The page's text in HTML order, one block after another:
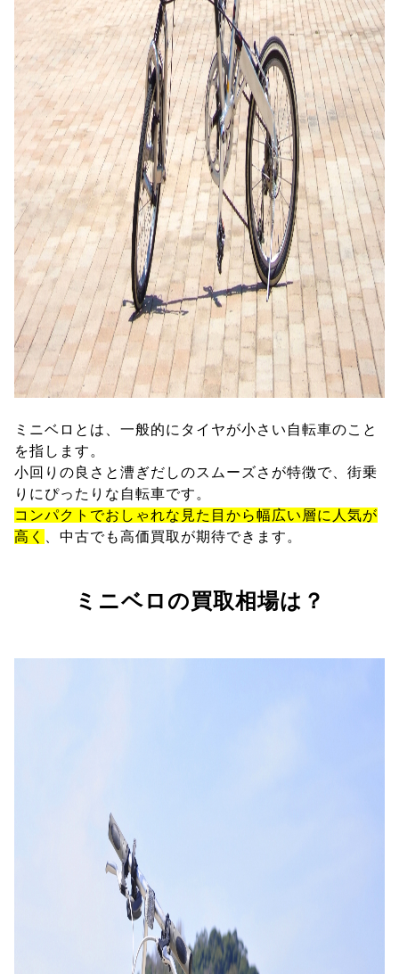
ミニベロとは、一般的にタイヤが小さい自転車のこと
を指します。
小回りの良さと漕ぎだしのスムーズさが特徴で、街乗
りにぴったりな自転車です。
コンパクトでおしゃれな見た目から幅広い層に人気が
高く
、中古でも高価買取が期待できます。
ミニベロの買取相場は？